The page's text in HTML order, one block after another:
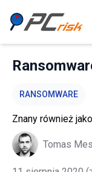
RANSOMWARE
Znany również
Tomas